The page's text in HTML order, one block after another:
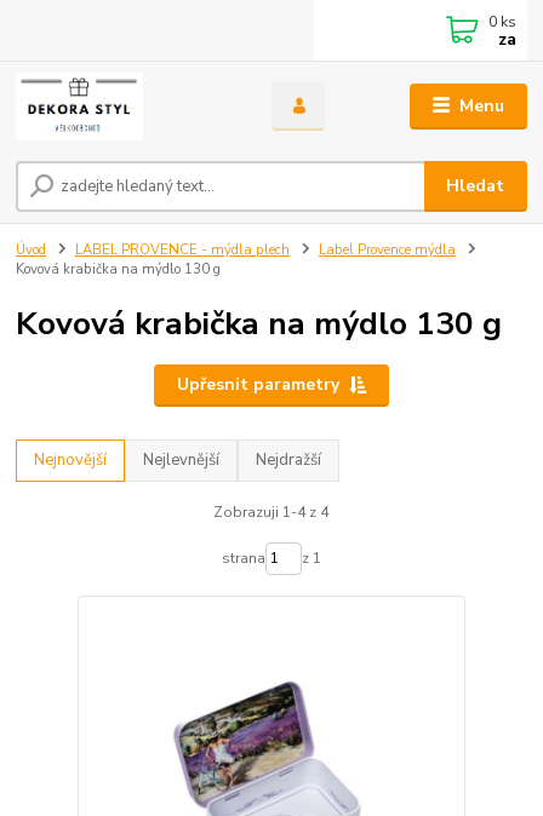
Menu
Hledat
0 ks
za
Úvod LABEL PROVENCE - mýdla plech
Label Provence mýdla
Kovová krabička na mýdlo 130 g
Kovová krabička na mýdlo 130 g
Upřesnit parametry
Nejnovější Nejlevnější Nejdražší
Zobrazuji 1-4 z 4
strana z 1